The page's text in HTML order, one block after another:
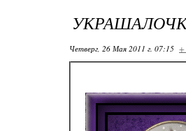
Четверг, 26 Мая 2011 г. 07:15 +